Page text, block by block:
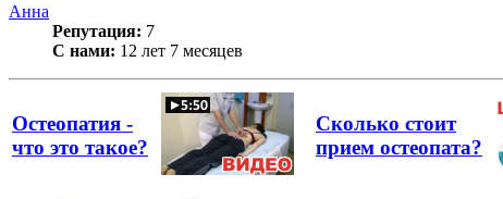
Анна
Репутация: 7
С нами: 12 лет 7 месяцев
Остеопатия -
что это такое?
Сколько стоит
прием остеопата?